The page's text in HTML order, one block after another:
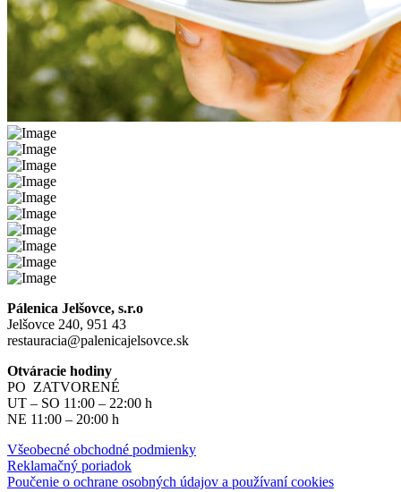
Pálenica Jelšovce, s.r.o
Jelšovce 240, 951 43
restauracia@palenicajelsovce.sk
Otváracie hodiny
PO ZATVORENÉ
UT – SO 11:00 – 22:00 h
NE 11:00 – 20:00 h
Všeobecné obchodné podmienky
Reklamačný poriadok
Poučenie o ochrane osobných údajov a používaní cookies